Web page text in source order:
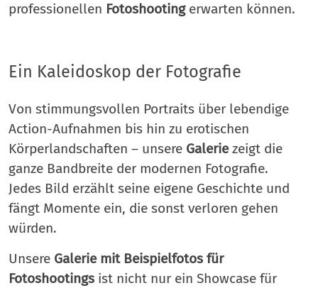
professionellen Fotoshootingerwarten können.
Ein Kaleidoskop der Fotografie
Von stimmungsvollen Portraits über lebendige
Action-Aufnahmen bis hin zu erotischen
Körperlandschaften – unsere Galeriezeigt die
ganze Bandbreite der modernen Fotografie.
Jedes Bild erzählt seine eigene Geschichte und
fängt Momente ein, die sonst verloren gehen
würden.
Unsere Galerie mit Beispielfotos für
Fotoshootings ist nicht nur ein Showcase für